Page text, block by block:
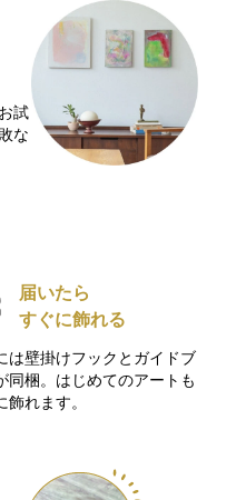
試
な
届いたら
すぐに飾れる
は壁掛けフックとガイドブ
同梱。はじめてのアートも
飾れます。